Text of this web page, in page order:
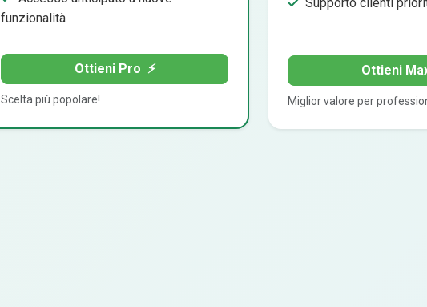
funzionalità
Ottieni Pro ⚡
Scelta più popolare!
Supporto clienti
Ottieni
Miglior valore per